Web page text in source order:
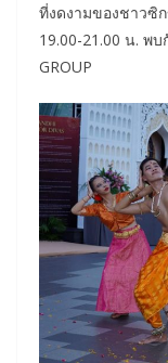
ที่งดงามของชาวซิ
19.00-21.00 น. พ
GROUP